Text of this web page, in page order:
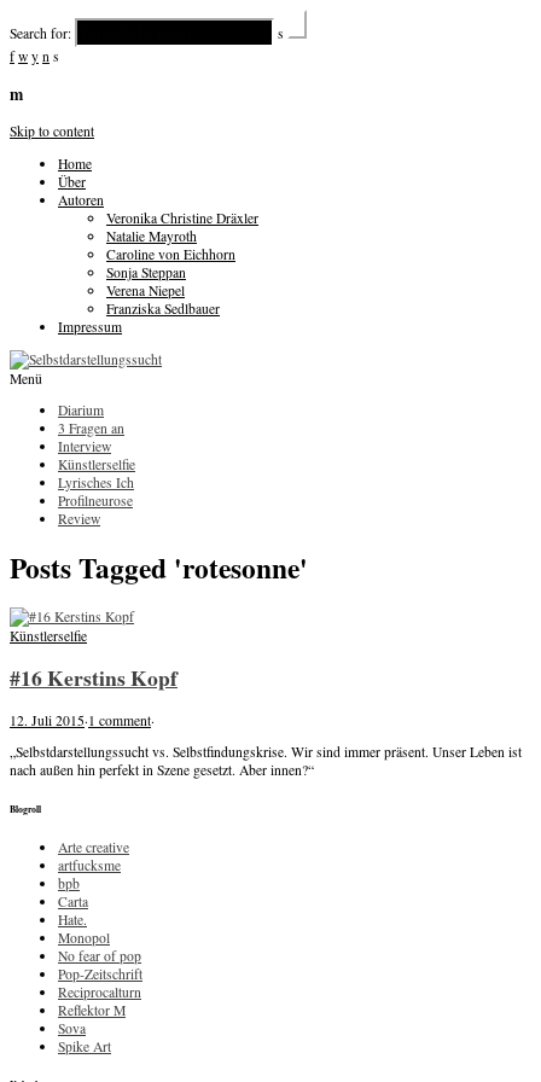
Search for:
s
f w y n s
m
Skip to content
Home
Über
Autoren
Veronika Christine Dräxler
Natalie Mayroth
Caroline von Eichhorn
Sonja Steppan
Verena Niepel
Franziska Sedlbauer
Impressum
Menü
Diarium
3 Fragen an
Interview
Künstlerselfie
Lyrisches Ich
Profilneurose
Review
Posts Tagged 'rotesonne'
Künstlerselfie
#16 Kerstins Kopf
12. Juli 2015· 1 comment·
„Selbstdarstellungssucht vs. Selbstfindungskrise. Wir sind immer präsent. Unser Leben ist
nach außen hin perfekt in Szene gesetzt. Aber innen?“
Blogroll
Arte creative
artfucksme
bpb
Carta
Hate.
Monopol
No fear of pop
Pop-Zeitschrift
Reciprocalturn
Reflektor M
Sova
Spike Art